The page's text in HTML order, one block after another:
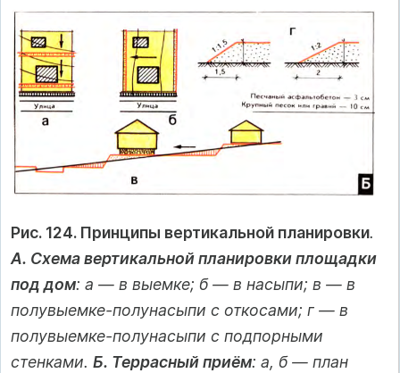
Рис. 124. Принципы вертикальной планировки.
А. Схема вертикальной планировки площадки
под дом: а — в выемке; б — в насыпи; в — в
полувыемке-полунасыпи с откосами; г — в
полувыемке-полунасыпи с подпорными
стенками. Б. Террасный приём: а, б — план